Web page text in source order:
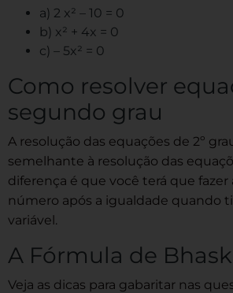
a) 2 x² – 10 = 0
b) x² + 4x = 0
c) – 5x² = 0
Como resolver
segundo grau
A resolução das equações de 2º
semelhante à resolução das
diferença é que você terá que fazer
número após a igualdade quando
variável.
A Fórmula de
Veja as dicas para gabaritar nas